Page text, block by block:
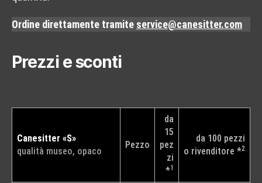
Ordine direttamente tramite service@canesitter.com
Prezzi e sconti
Canesitter «S»
qualità museo, opaco
Pezzo
da
15
pez
zi
*1
da 100 pezzi
o rivenditore *2